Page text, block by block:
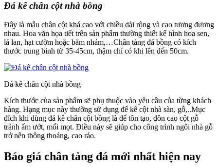
Đá kê chân cột nhà bồng
Đây là mẫu chân cột khá cao với chiều dài rộng và cao tương đương
nhau. Hoa văn họa tiết trên sản phẩm thường thiết kế hình hoa sen,
lá lan, hạt cườm hoặc băm nhám,…Chân tảng đá bồng có kích
thước trung bình từ 35-45cm, thậm chí có khi lên đến 50cm.
Đá kê chân cột nhà bồng
Kích thước của sản phẩm sẽ phụ thuộc vào yêu cầu của từng khách
hàng. Hạng mục này thường sử dụng để kê cột nhà sàn, gỗ,..Mục
đích khi dùng đá kê chân cột bồng là để tôn tạo, đôn cao cột gỗ
tránh ẩm ướt, mối mọt. Điều này sẽ giúp cho công trình ngôi nhà gỗ
trở nên thông thoáng, cao ráo.
Báo giá chân tảng đá mới nhất hiện nay